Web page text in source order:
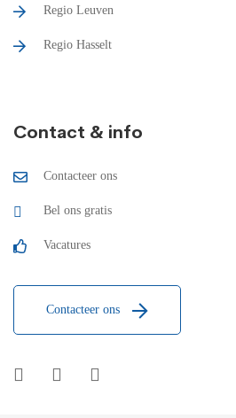
Regio Leuven
Regio Hasselt
Contact & info
Contacteer ons
Bel ons gratis
Vacatures
Contacteer ons